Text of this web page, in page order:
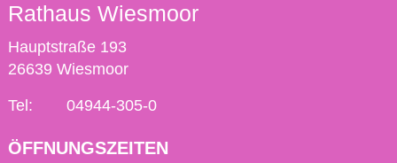
Rathaus Wiesmoor
Hauptstraße 193
26639 Wiesmoor
Tel: 04944-305-0
ÖFFNUNGSZEITEN